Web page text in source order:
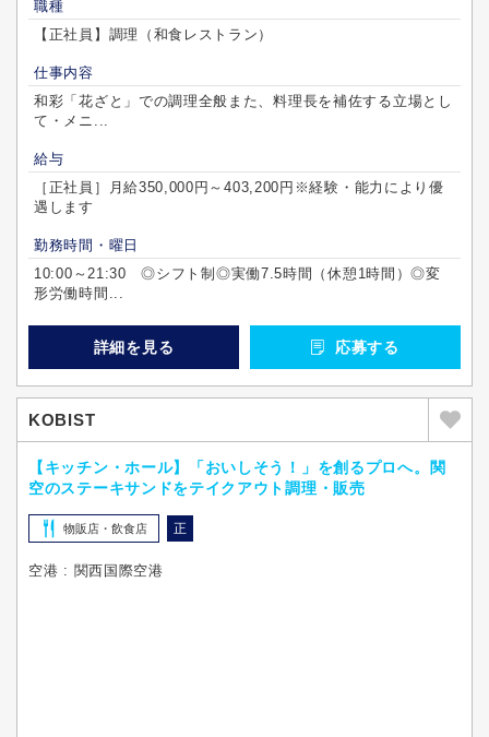
職種
【正社員】調理（和食レストラン）
仕事内容
和彩「花ざと」での調理全般また、料理長を補佐する立場とし
て・メニ...
給与
［正社員］月給350,000円～403,200円※経験・能力により優
遇します
勤務時間・曜日
10:00～21:30 ◎シフト制◎実働7.5時間（休憩1時間）◎変
形労働時間...
詳細を見る 応募する
KOBIST
【キッチン・ホール】「おいしそう！」を創るプロへ。関
空のステーキサンドをテイクアウト調理・販売
物販店・飲食店 正
空港 : 関西国際空港